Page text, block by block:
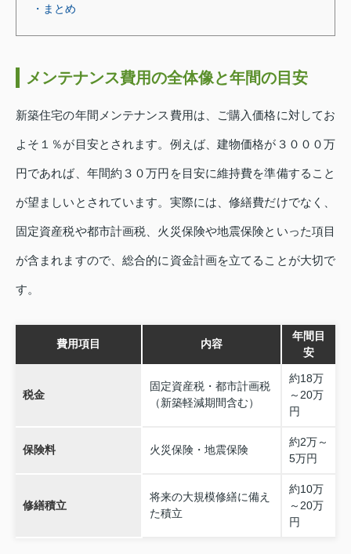
・まとめ
メンテナンス費用の全体像と年間の目安
新築住宅の年間メンテナンス費用は、ご購入価格に対してお
よそ１％が目安とされます。例えば、建物価格が３０００万
円であれば、年間約３０万円を目安に維持費を準備すること
が望ましいとされています。実際には、修繕費だけでなく、
固定資産税や都市計画税、火災保険や地震保険といった項目
が含まれますので、総合的に資金計画を立てることが大切で
す。
費用項目 内容
年間目
安
税金
固定資産税・都市計画税
（新築軽減期間含む）
約18万
～20万
円
保険料 火災保険・地震保険
約2万～
5万円
修繕積立
将来の大規模修繕に備え
た積立
約10万
～20万
円